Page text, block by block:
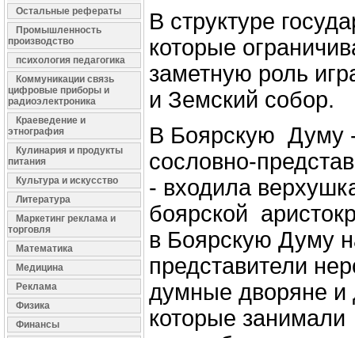
Остальные рефераты
Промышленность
производство
психология педагогика
Коммуникации связь
цифровые приборы и
радиоэлектроника
Краеведение и
этнография
Кулинария и продукты
питания
Культура и искусство
Литература
Маркетинг реклама и
торговля
Математика
Медицина
Реклама
Физика
Финансы
В структуре
которые
заметную роль
и Земский собор.
В Боярскую Думу
сословно-
- входила
боярской
в Боярскую Думу
представители
думные дворяне
которые